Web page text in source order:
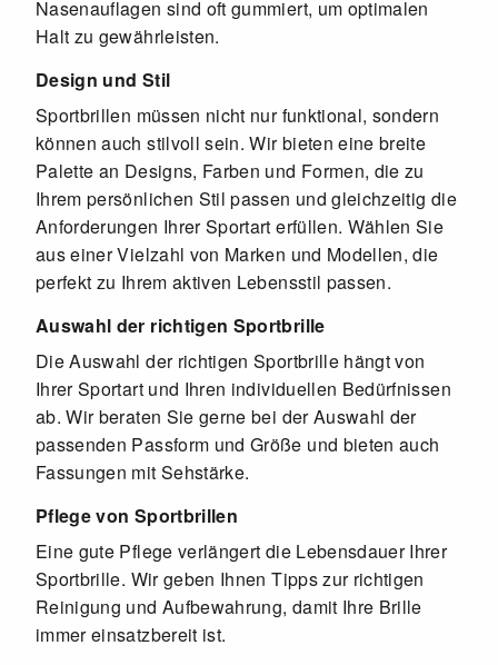
Nasenauflagen sind oft gummiert, um optimalen
Halt zu gewährleisten.
Design und Stil
Sportbrillen müssen nicht nur funktional, sondern
können auch stilvoll sein. Wir bieten eine breite
Palette an Designs, Farben und Formen, die zu
Ihrem persönlichen Stil passen und gleichzeitig die
Anforderungen Ihrer Sportart erfüllen. Wählen Sie
aus einer Vielzahl von Marken und Modellen, die
perfekt zu Ihrem aktiven Lebensstil passen.
Auswahl der richtigen Sportbrille
Die Auswahl der richtigen Sportbrille hängt von
Ihrer Sportart und Ihren individuellen Bedürfnissen
ab. Wir beraten Sie gerne bei der Auswahl der
passenden Passform und Größe und bieten auch
Fassungen mit Sehstärke.
Pflege von Sportbrillen
Eine gute Pflege verlängert die Lebensdauer Ihrer
Sportbrille. Wir geben Ihnen Tipps zur richtigen
Reinigung und Aufbewahrung, damit Ihre Brille
immer einsatzbereit ist.